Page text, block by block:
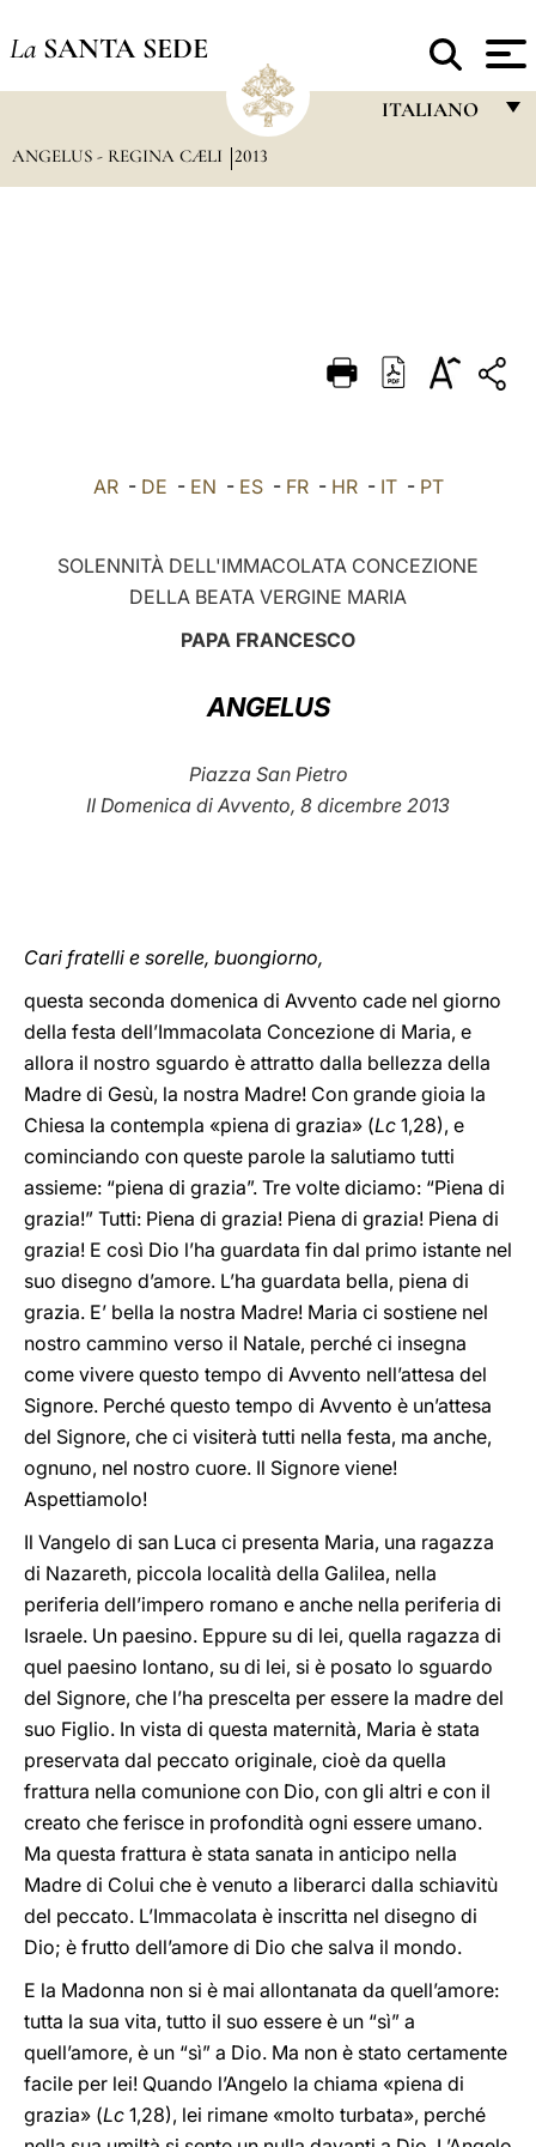
La SANTA SEDE
ITALIANO
DEUTSCH
العربيّة
LATINE
ANGELUS - REGINA CÆLI 2013
AR- DE - EN - ES- FR- HR- IT- PT
SOLENNITÀ DELL'IMMACOLATA CONCEZIONE
DELLA BEATA VERGINE MARIA
PAPA FRANCESCO
ANGELUS
Piazza San Pietro
II Domenica di Avvento, 8 dicembre 2013
Cari fratelli e sorelle, buongiorno,
questa seconda domenica di Avvento cade nel giorno
della festa dell’Immacolata Concezione di Maria, e
allora il nostro sguardo è attratto dalla bellezza della
Madre di Gesù, la nostra Madre! Con grande gioia la
Chiesa la contempla «piena di grazia» (Lc 1,28), e
cominciando con queste parole la salutiamo tutti
assieme: “piena di grazia”. Tre volte diciamo: “Piena di
grazia!” Tutti: Piena di grazia! Piena di grazia! Piena di
grazia! E così Dio l’ha guardata fin dal primo istante nel
suo disegno d’amore. L’ha guardata bella, piena di
grazia. E’ bella la nostra Madre! Maria ci sostiene nel
nostro cammino verso il Natale, perché ci insegna
come vivere questo tempo di Avvento nell’attesa del
Signore. Perché questo tempo di Avvento è un’attesa
del Signore, che ci visiterà tutti nella festa, ma anche,
ognuno, nel nostro cuore. Il Signore viene!
Aspettiamolo!
Il Vangelo di san Luca ci presenta Maria, una ragazza
di Nazareth, piccola località della Galilea, nella
periferia dell’impero romano e anche nella periferia di
Israele. Un paesino. Eppure su di lei, quella ragazza di
quel paesino lontano, su di lei, si è posato lo sguardo
del Signore, che l’ha prescelta per essere la madre del
suo Figlio. In vista di questa maternità, Maria è stata
preservata dal peccato originale, cioè da quella
frattura nella comunione con Dio, con gli altri e con il
creato che ferisce in profondità ogni essere umano.
Ma questa frattura è stata sanata in anticipo nella
Madre di Colui che è venuto a liberarci dalla schiavitù
del peccato. L’Immacolata è inscritta nel disegno di
Dio; è frutto dell’amore di Dio che salva il mondo.
E la Madonna non si è mai allontanata da quell’amore:
tutta la sua vita, tutto il suo essere è un “sì” a
quell’amore, è un “sì” a Dio. Ma non è stato certamente
facile per lei! Quando l’Angelo la chiama «piena di
grazia» (Lc 1,28), lei rimane «molto turbata», perché